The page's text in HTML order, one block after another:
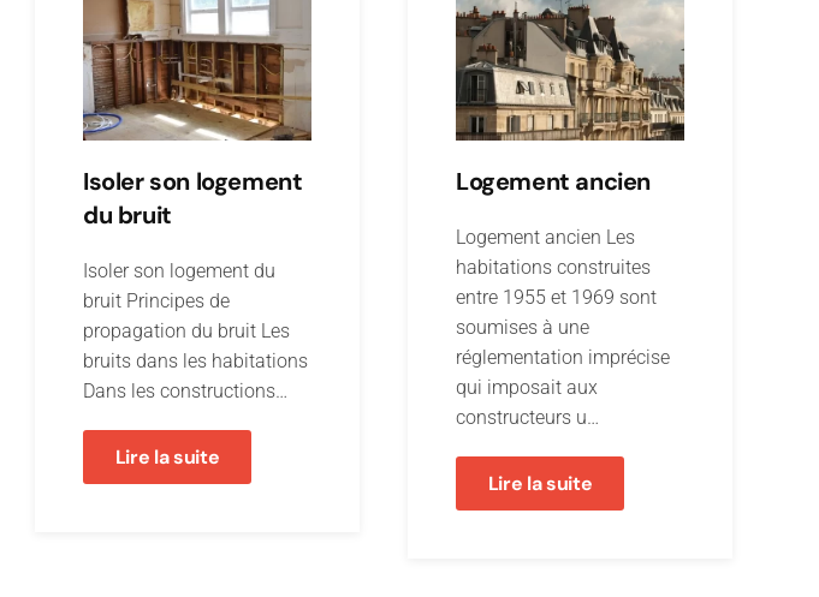
Isoler son logement
du bruit
Isoler son logement du
bruit Principes de
propagation du bruit Les
bruits dans les habitations
Dans les constructions…
Lire la suite
Logement ancien
Logement ancien Les
habitations construites
entre 1955 et 1969 sont
soumises à une
réglementation imprécise
qui imposait aux
constructeurs u…
Lire la suite